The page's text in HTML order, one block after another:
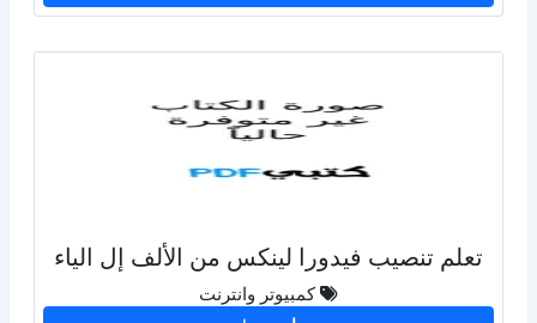
تعلم تنصيب فيدورا لينكس من الألف إل الياء
كمبيوتر وانترنت